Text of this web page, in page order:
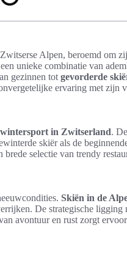
Alpen, beroemd om
unieke combinatie van
gezinnen tot gevorderde
ervaring met zijn
wintersport in Zwitserland.
skiër als de
selectie van trendy
Skiën in de
De strategische
avontuur en rust zorgt